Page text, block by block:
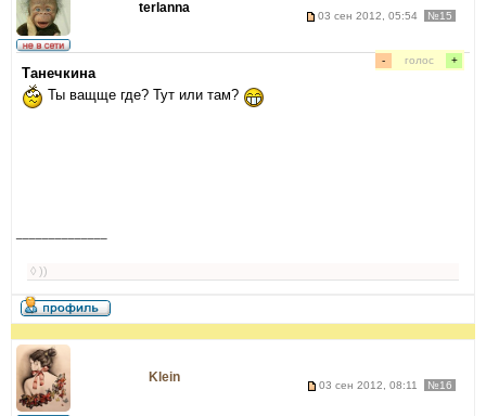
terlanna
03 сен 2012, 05:54 №15
- голос +
Танечкина
Ты ващще где? Тут или там?
◊ ))
Klein
03 сен 2012, 08:11 №16